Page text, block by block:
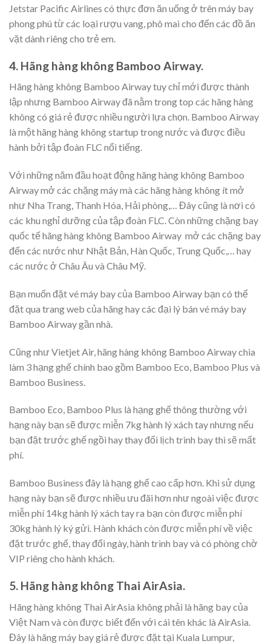
Jetstar Pacific Airlines có thực đơn ăn uống ở trên máy bay
phong phú từ các loại rượu vang, phô mai cho đến các đồ ăn
vặt dành riêng cho trẻ em.
4. Hãng hàng không Bamboo Airway.
Hãng hàng không Bamboo Airway tuy chỉ mới được thành
lập nhưng Bamboo Airway đã nằm trong top các hãng hàng
không có giá rẻ được nhiều người lựa chọn. Bamboo Airway
là một hãng hàng không startup trong nước và được điều
hành bởi tập đoàn FLC nổi tiếng.
Với những năm đầu hoạt động hãng hàng không Bamboo
Airway mở các chặng máy mà các hãng hàng không ít mở
như Nha Trang, Thanh Hóa, Hải phòng,… Đây cũng là nơi có
các khu nghỉ dưỡng của tập đoàn FLC. Còn những chặng bay
quốc tế hãng hàng không Bamboo Airway mở các chặng bay
đến các nước như Nhật Bản, Hàn Quốc, Trung Quốc,… hay
các nước ở Châu Âu và Châu Mỹ.
Bạn muốn đặt vé máy bay của Bamboo Airway bạn có thể
đặt qua trang web của hãng hay các đại lý bán vé máy bay
Bamboo Airway gần nhà.
Cũng như Vietjet Air, hãng hàng không Bamboo Airway chia
làm 3 hạng ghế chính bao gồm Bamboo Eco, Bamboo Plus và
Bamboo Business.
Bamboo Eco, Bamboo Plus là hạng ghế thông thường với
hạng này bạn sẽ được miễn 7kg hành lý xách tay nhưng nếu
bạn đặt trước ghế ngồi hay thay đổi lịch trình bay thì sẽ mất
phí.
Bamboo Business đây là hạng ghế cao cấp hơn. Khi sử dụng
hạng này bạn sẽ được nhiều ưu đãi hơn như ngoài việc được
miễn phí 14kg hành lý xách tay ra bạn còn được miễn phí
30kg hành lý ký gửi. Hành khách còn được miễn phí về việc
đặt trước ghế, thay đổi ngày, hành trình bay và có phòng chờ
VIP riêng cho hành khách.
5. Hãng hàng không Thai AirAsia.
Hãng hàng không Thai AirAsia không phải là hãng bay của
Việt Nam và còn được biết đến với cái tên khác là AirAsia.
Đây là hãng máy bay giá rẻ được đặt tại Kuala Lumpur,